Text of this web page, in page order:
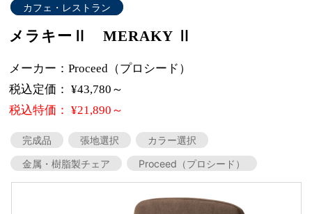
カフェ・レストラン
メラキーⅡ MERAKY Ⅱ
メーカー：Proceed（プロシード）
税込定価： ¥43,780～
税込特価： ¥21,890～
完成品 張地選択
カラー選択
金属・樹脂製チェア
Proceed（プロシード）